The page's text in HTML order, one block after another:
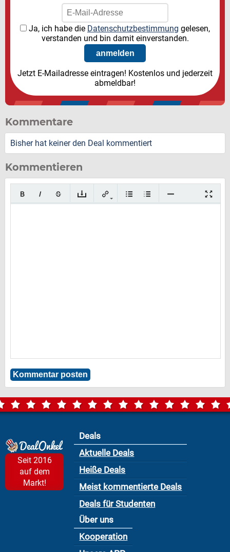
Ja, ich habe die Datenschutzbestimmung gelesen,
verstanden und bin damit einverstanden.
Jetzt E-Mailadresse eintragen! Kostenlos und jederzeit
abmeldbar!
Kommentare
Bisher hat keiner den Deal kommentiert
Kommentieren
Seit 2016
auf dem
Markt!
Deals
Aktuelle Deals
Heiße Deals
Meist kommentierte Deals
Deals für Studenten
Über uns
Kooperation